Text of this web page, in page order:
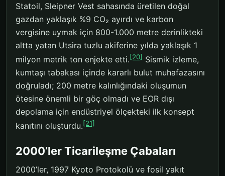
Statoil, Sleipner Vest sahasında üretilen doğal
gazdan yaklaşık %9 CO₂ ayırdı ve karbon
vergisine uymak için 800-1.000 metre derinlikteki
altta yatan Utsira tuzlu akiferine yılda yaklaşık 1
milyon metrik ton enjekte etti.[20] Sismik izleme,
kumtaşı tabakası içinde kararlı bulut muhafazasını
doğruladı; 200 metre kalınlığındaki oluşumun
ötesine önemli bir göç olmadı ve EOR dışı
depolama için endüstriyel ölçekteki ilk konsept
kanıtını oluşturdu.[21]
2000’ler Ticarileşme Çabaları
2000’ler, 1997 Kyoto Protokolü ve fosil yakıt